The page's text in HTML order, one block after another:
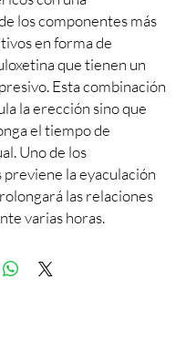
los componentes más
en forma de
que tienen un
Esta combinación
la erección sino que
el tiempo de
Uno de los
la eyaculación
las relaciones
varias horas.